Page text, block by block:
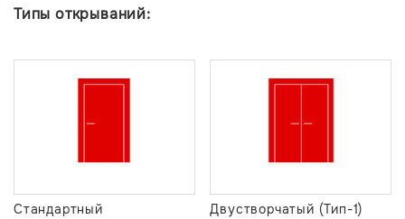
Типы открываний:
Стандартный Двустворчатый (Тип-1)